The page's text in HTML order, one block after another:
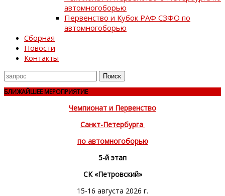
автомногоборью
Первенство и Кубок РАФ СЗФО по
автомногоборью
Сборная
Новости
Контакты
Поиск
для
БЛИЖАЙШЕЕ МЕРОПРИЯТИЕ
Чемпионат и Первенство
Санкт-Петербурга
по автомногоборью
5-й этап
СК «Петровский»
15-16 августа 2026 г.